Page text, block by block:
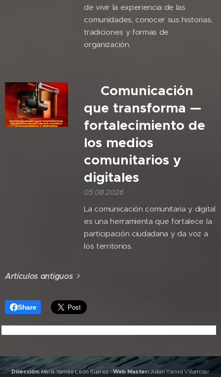
de vivir la experiencia de las
comunidades, conocer sus historias,
tradiciones y formas de
organización.
🎙️Comunicación
que transforma —
fortalecimiento de
los medios
comunitarios y
digitales
05.08.2026
La comunicación comunitaria y digital
es una herramienta que fortalece la
participación ciudadana y da voz a
los territorios.
Artículos antiguos
Share
Dirección: Maria Yamile León Suarez-Web Master:Julian Yamid Villamizar